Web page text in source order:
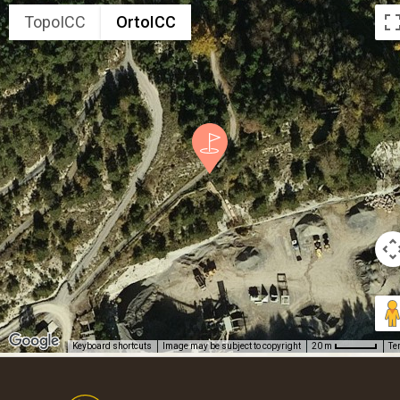
TopoICC OrtoICC
Keyboard shortcuts Image may be subject to copyright 20 m